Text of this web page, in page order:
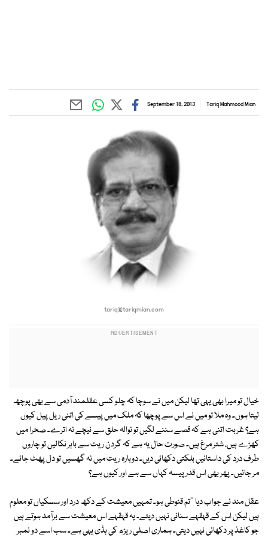
Tariq Mahmood Mian
September 18, 2013
tariq@tariqmian.com
خیال تو میرا بھی یہی تھا لیکن میں نے سوچا کہ چلو کسی عقلمند آدمی سے بھی پوچھ
لیتا ہوں۔ وہ ملا تو میں نے اس سے پوچھا کہ ملک میں پیسے کی اتنی ریل پیل کیوں
ہے؟ غربت اتنی ہے کہ قصے سننے لگیں تو نوالہ حلق سے نیچے نہ اترے۔ صحرا میں
کھڑے ہیں، شتر مرغ ہیں۔ صورت حال یہ ہے کہ گردن ریت سے باہر نکالیں تو چاروں
طرف درد کی داستانیں بلکتی دکھائی دیں۔ دوبارہ ریت میں نہ گھسیں تو دل پھٹ جائے۔
مر جائیں۔ پھر بھی اس قدر پیسہ کہاں سے ہے اور کیوں ہے؟
عقل مند نے جواب دیا ''تم قنوطی ہو۔ تمہیں معیشت کے دکھ درد اور سسکیاں تو معلوم
ہیں لیکن اس کے قہقہے سنائی نہیں دیتے۔ یہ قہقہے اس معیشت سے برآمد ہوتے ہیں
جو کاغذ پر دکھائی نہیں دیتی۔ ہماری اصلی ریڑھ کی ہڈی یہی ہے۔ سب اسے دو نمبر